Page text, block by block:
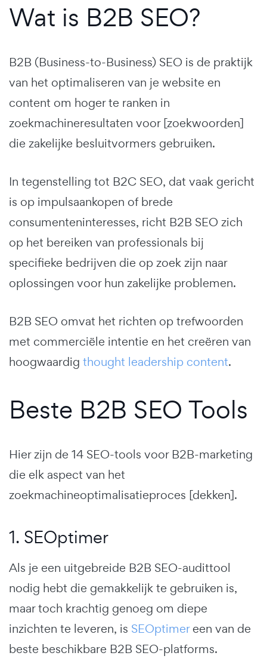
Wat is B2B SEO?
B2B (Business-to-Business) SEO is de praktijk
van het optimaliseren van je website en
content om hoger te ranken in
zoekmachineresultaten voor [zoekwoorden]
die zakelijke besluitvormers gebruiken.
In tegenstelling tot B2C SEO, dat vaak gericht
is op impulsaankopen of brede
consumenteninteresses, richt B2B SEO zich
op het bereiken van professionals bij
specifieke bedrijven die op zoek zijn naar
oplossingen voor hun zakelijke problemen.
B2B SEO omvat het richten op trefwoorden
met commerciële intentie en het creëren van
hoogwaardig thought leadership content.
Beste B2B SEO Tools
Hier zijn de 14 SEO-tools voor B2B-marketing
die elk aspect van het
zoekmachineoptimalisatieproces [dekken].
1. SEOptimer
Als je een uitgebreide B2B SEO-audittool
nodig hebt die gemakkelijk te gebruiken is,
maar toch krachtig genoeg om diepe
inzichten te leveren, is SEOptimereen van de
beste beschikbare B2B SEO-platforms.